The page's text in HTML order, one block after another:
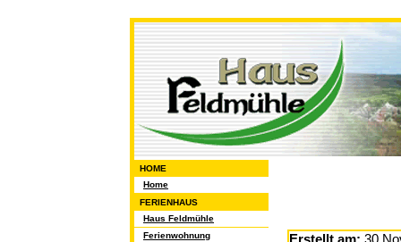
HOME
Home
FERIENHAUS
Haus Feldmühle
Ferienwohnung
Erstellt am: 30